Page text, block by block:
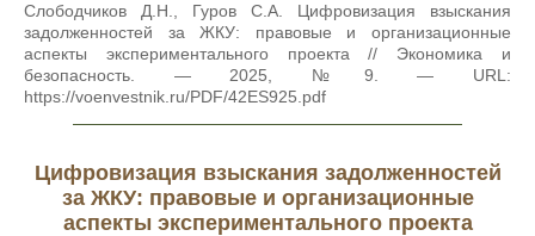
Слободчиков Д.Н., Гуров С.А. Цифровизация взыскания
задолженностей за ЖКУ: правовые и организационные
аспекты экспериментального проекта // Экономика и
безопасность. — 2025, №9. — URL:
https://voenvestnik.ru/PDF/42ES925.pdf
Цифровизация взыскания задолженностей
за ЖКУ: правовые и организационные
аспекты экспериментального проекта